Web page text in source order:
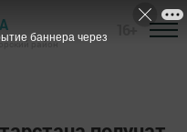
район
баннера через